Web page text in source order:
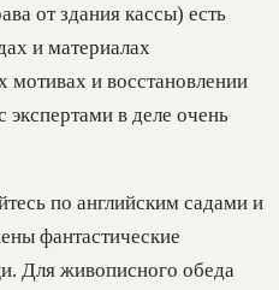
от здания кассы) есть
и материалах
мотивах и восстановлении
экспертами в деле очень
по английским садами и
фантастические
Для живописного обеда